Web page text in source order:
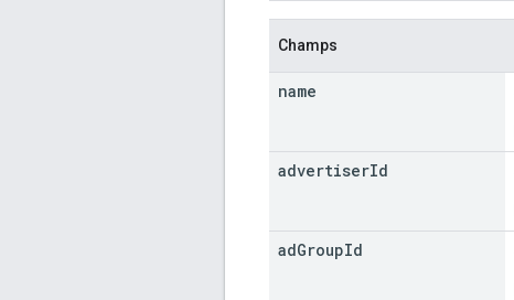
Champs
name
advertiserId
adGroupId